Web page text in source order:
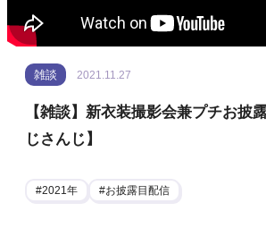
雑談 2021.11.27
【雑談】新衣装撮影会兼プチお披
じさんじ】
2021年 お披露目配信